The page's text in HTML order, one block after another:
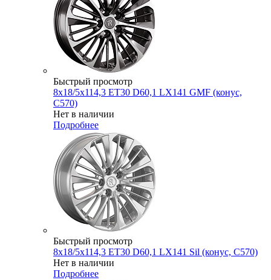
Быстрый просмотр
8x18/5x114,3 ET30 D60,1 LX141 GMF (конус,
C570)
Нет в наличии
Подробнее
Быстрый просмотр
8x18/5x114,3 ET30 D60,1 LX141 Sil (конус, C570)
Нет в наличии
Подробнее